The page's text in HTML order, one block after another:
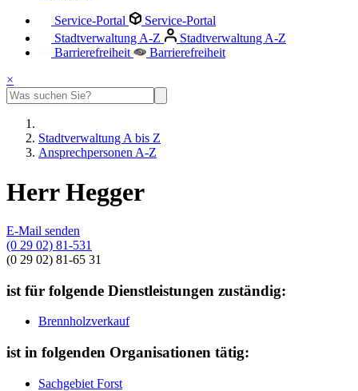
Service-Portal
Service-Portal
Stadtverwaltung A-Z
Stadtverwaltung A-Z
Barrierefreiheit
Barrierefreiheit
×
Stadtverwaltung A bis Z
Ansprechpersonen A-Z
Herr Hegger
E-Mail senden
(0 29 02) 81-531
(0 29 02) 81-65 31
ist für folgende Dienstleistungen zuständig:
Brennholzverkauf
ist in folgenden Organisationen tätig:
Sachgebiet Forst